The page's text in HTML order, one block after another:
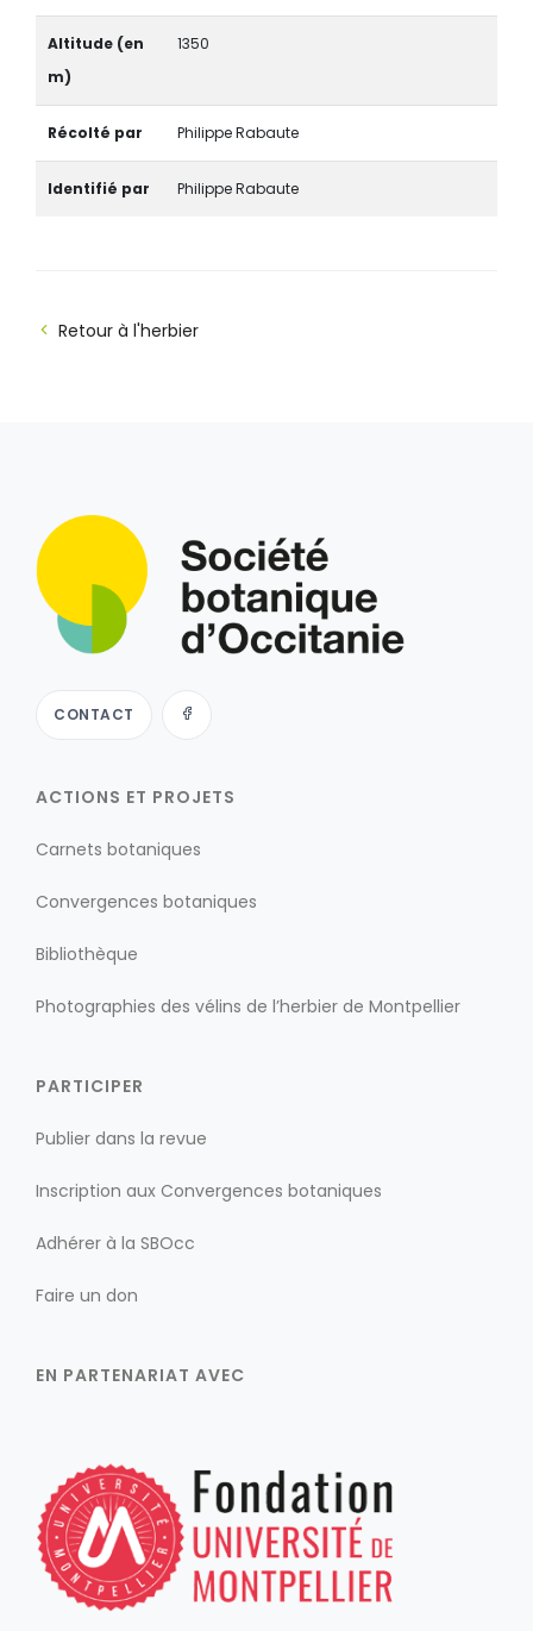
Altitude (en
m)
1350
Récolté par Philippe Rabaute
Identifié par Philippe Rabaute
Retour à l'herbier
CONTACT
ACTIONS ET PROJETS
Carnets botaniques
Convergences botaniques
Bibliothèque
Photographies des vélins de l’herbier de Montpellier
PARTICIPER
Publier dans la revue
Inscription aux Convergences botaniques
Adhérer à la SBOcc
Faire un don
EN PARTENARIAT AVEC